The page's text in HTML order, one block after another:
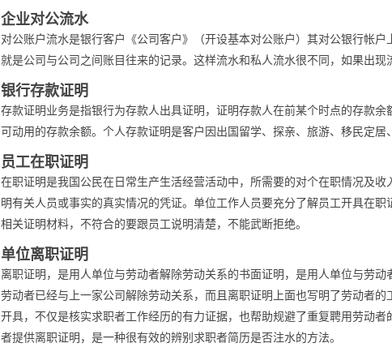
企业对公流水
对公账户流水是银行客户《公司客户》（开设基本对公账户）其对公银行帐
就是公司与公司之间账目往来的记录。这样流水和私人流水很不同，如果出现
银行存款证明
存款证明业务是指银行为存款人出具证明，证明存款人在前某个时点的存款
可动用的存款余额。个人存款证明是客户因出国留学、探亲、旅游、移民定居
员工在职证明
在职证明是我国公民在日常生产生活经营活动中，所需要的对个在职情况及
明有关人员或事实的真实情况的凭证。单位工作人员要充分了解员工开具在
相关证明材料，不符合的要跟员工说明清楚，不能武断拒绝。
单位离职证明
离职证明，是用人单位与劳动者解除劳动关系的书面证明，是用人单位与劳
劳动者已经与上一家公司解除劳动关系，而且离职证明上面也写明了劳动者
开具，不仅是核实求职者工作经历的有力证据，也帮助规避了重复聘用劳动
者提供离职证明，是一种很有效的辨别求职者简历是否注水的方法。